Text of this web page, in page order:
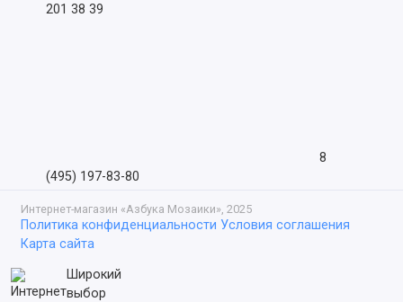
201 38 39
8
(495) 197-83-80
Интернет-магазин «Азбука Мозаики», 2025
Политика конфиденциальности Условия соглашения
Карта сайта
Широкий
выбор